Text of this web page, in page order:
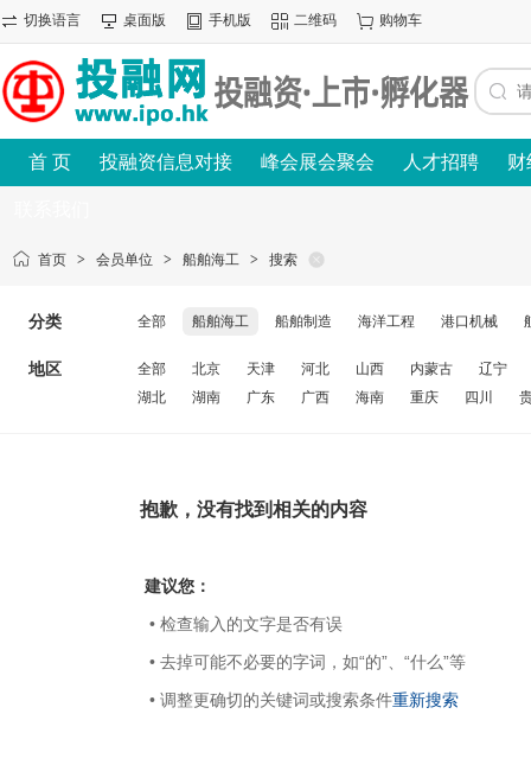
切换语言 桌面版 手机版 二维码 购物车
首 页 投融资信息对接 峰会展会聚会 人才招聘 财
首页 > 会员单位 > 船舶海工 > 搜索
分类 全部 船舶海工 船舶制造 海洋工程 港口机械
地区 全部 北京 天津 河北 山西 内蒙古
辽宁
湖北
湖南 广东 广西 海南 重庆 四川
抱歉，没有找到相关的内容
建议您：
• 检查输入的文字是否有误
• 去掉可能不必要的字词，如“的”、“什么”等
• 调整更确切的关键词或搜索条件重新搜索